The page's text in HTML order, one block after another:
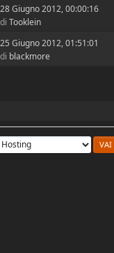
28 Giugno 2012, 00:00:16
di Tooklein
25 Giugno 2012, 01:51:01
di blackmore